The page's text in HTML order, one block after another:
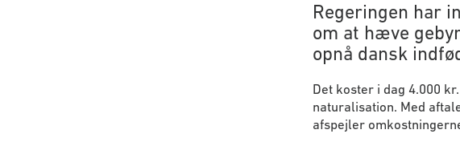
Regeringen har
om at hæve
opnå dansk
Det koster i dag 4.000
naturalisation. Med
afspejler